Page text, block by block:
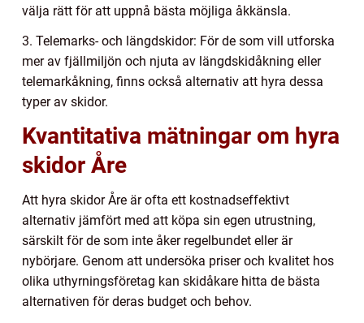
välja rätt för att uppnå bästa möjliga åkkänsla.
3. Telemarks- och längdskidor: För de som vill utforska
mer av fjällmiljön och njuta av längdskidåkning eller
telemarkåkning, finns också alternativ att hyra dessa
typer av skidor.
Kvantitativa mätningar om hyra
skidor Åre
Att hyra skidor Åre är ofta ett kostnadseffektivt
alternativ jämfört med att köpa sin egen utrustning,
särskilt för de som inte åker regelbundet eller är
nybörjare. Genom att undersöka priser och kvalitet hos
olika uthyrningsföretag kan skidåkare hitta de bästa
alternativen för deras budget och behov.